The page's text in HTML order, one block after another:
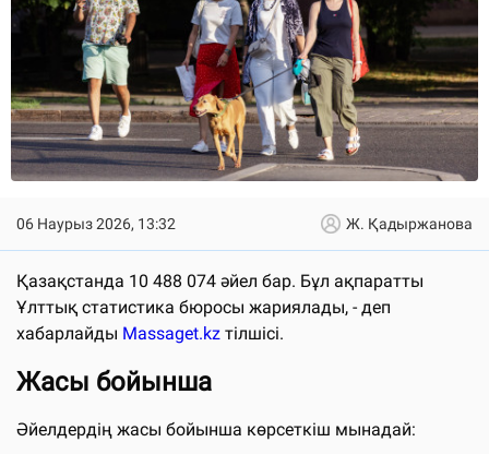
06 Наурыз 2026, 13:32 Ж. Қадыржанова
Қазақстанда 10 488 074 әйел бар. Бұл ақпаратты
Ұлттық статистика бюросы жариялады, - деп
хабарлайды Massaget.kz тілшісі.
Жасы бойынша
Әйелдердің жасы бойынша көрсеткіш мынадай: